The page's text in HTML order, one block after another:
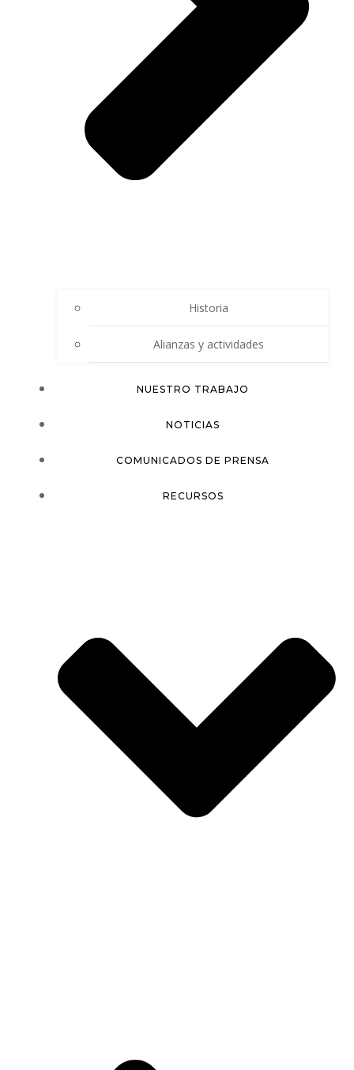
Historia
Alianzas y actividades
NUESTRO TRABAJO
NOTICIAS
COMUNICADOS DE PRENSA
RECURSOS